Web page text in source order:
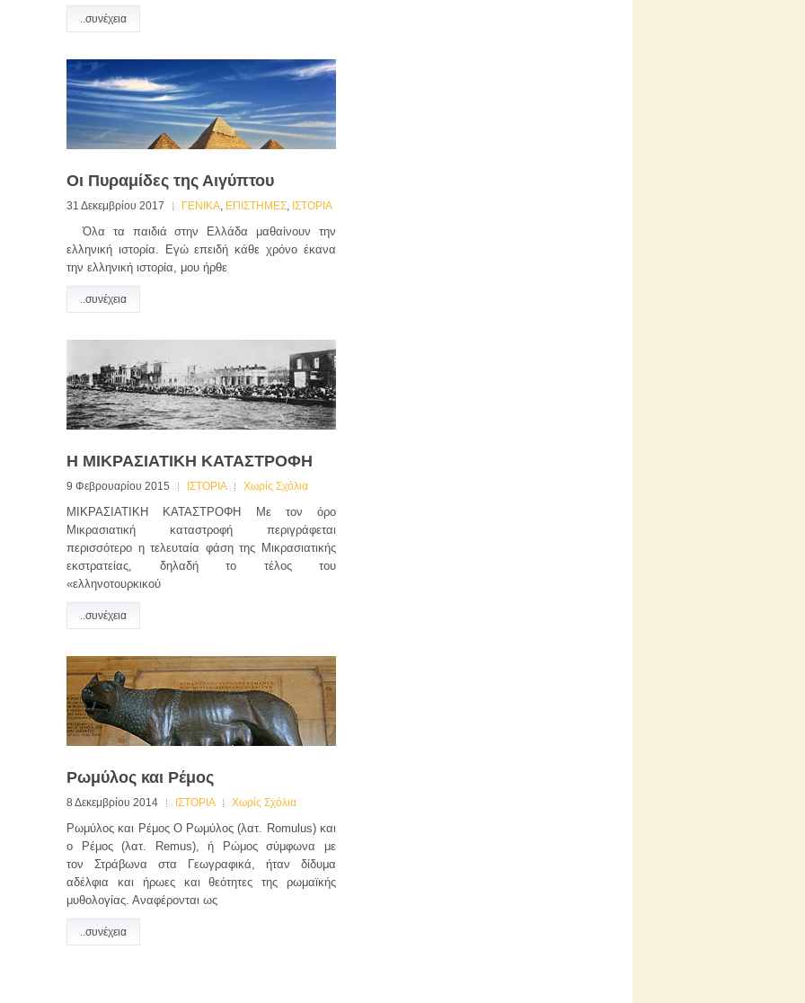
..συνέχεια
Οι Πυραμίδες της Αιγύπτου
31 Δεκεμβρίου 2017 ΓΕΝΙΚΑ, ΕΠΙΣΤΗΜΕΣ, ΙΣΤΟΡΙΑ
Όλα τα παιδιά στην Ελλάδα μαθαίνουν την
ελληνική ιστορία. Εγώ επειδή κάθε χρόνο έκανα
την ελληνική ιστορία, μου ήρθε
..συνέχεια
Η ΜΙΚΡΑΣΙΑΤΙΚΗ ΚΑΤΑΣΤΡΟΦΗ
9 Φεβρουαρίου 2015 ΙΣΤΟΡΙΑ Χωρίς Σχόλια
ΜΙΚΡΑΣΙΑΤΙΚΗ ΚΑΤΑΣΤΡΟΦΗ Με τον όρο
Μικρασιατική καταστροφή περιγράφεται
περισσότερο η τελευταία φάση της Μικρασιατικής
εκστρατείας, δηλαδή το τέλος του
«ελληνοτουρκικού
..συνέχεια
Ρωμύλος και Ρέμος
8 Δεκεμβρίου 2014 ΙΣΤΟΡΙΑ Χωρίς Σχόλια
Ρωμύλος και Ρέμος Ο Ρωμύλος (λατ. Romulus) και
ο Ρέμος (λατ. Remus), ή Ρώμος σύμφωνα με
τον Στράβωνα στα Γεωγραφικά, ήταν δίδυμα
αδέλφια και ήρωες και θεότητες της ρωμαϊκής
μυθολογίας. Αναφέρονται ως
..συνέχεια